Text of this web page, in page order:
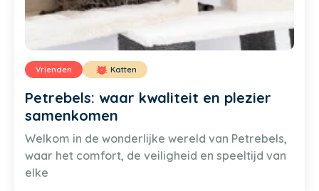
Vrienden Katten
Petrebels: waar kwaliteit en plezier
samenkomen
Welkom in de wonderlijke wereld van Petrebels,
waar het comfort, de veiligheid en speeltijd van
elke